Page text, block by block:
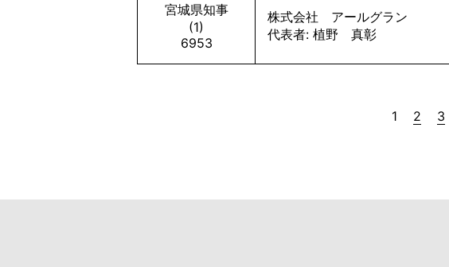
宮城県知事
(1)
6953
株式会社 アールグラン
代表者: 植野 真彰
1 2 3